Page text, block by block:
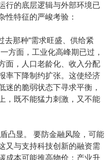
行的底层逻辑与外部环境已
性特征的严峻考验：
去那种“需求旺盛、供给紧
方面，工业化高峰期已过，
面，人口老龄化、收入分配
率下降制约扩张。这使经济
迷的脆弱状态下寻求平衡，
，既不能猛力刺激，又不能
凸显。 要防金融风险，可能
又与支持科技创新的融资需
成本可能推高物价；产业升